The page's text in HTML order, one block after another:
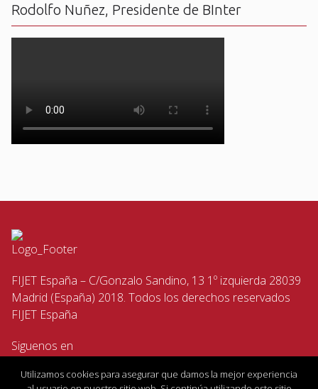
Rodolfo Nuñez, Presidente de BInter
FIJET España – C/Gonzalo Sandino, 13 1º izquierda 28039
Madrid (España) 2018. Todos los derechos reservados
FIJET España
Siguenos en
Utilizamos cookies para asegurar que damos la mejor experiencia